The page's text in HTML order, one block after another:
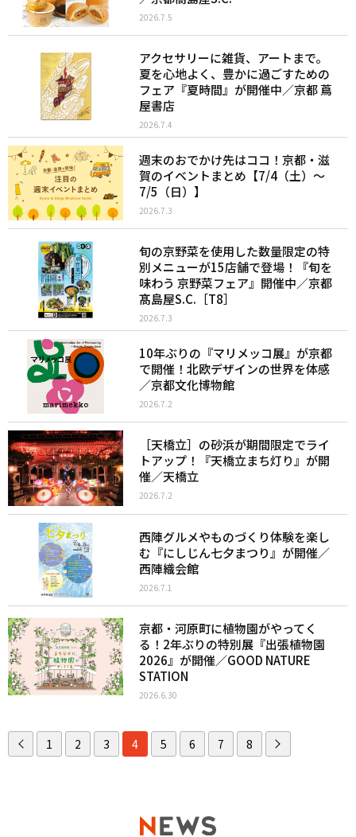
2026.7.5
アクセサリーに雑貨、アートまで。
夏を心地よく、豊かに過ごすための
フェア『夏時間』が開催中／京都 蔦
屋書店
2026.7.4
週末のおでかけ先はココ！京都・滋
賀のイベントまとめ【7/4（土）〜
7/5（日）】
2026.7.3
旬の京野菜を使用した数量限定の特
別メニューが15店舗で登場！『旬を
味わう 京野菜フェア』開催中／京都
髙島屋S.C.［T8］
2026.7.3
10年ぶりの『マリメッコ展』が京都
で開催！北欧デザインの世界を体感
／京都文化博物館
2026.7.2
［天橋立］の砂浜が期間限定でライ
トアップ！『天橋立まち灯り』が開
催／天橋立
2026.7.2
西陣グルメやものづくり体験を楽し
む『にしじん七夕まつり』が開催／
西陣織会館
2026.7.1
京都・河原町に植物園がやってく
る！2年ぶりの特別展『出張植物園
2026』が開催／GOOD NATURE
STATION
2026.6.30
1 2 3 4 5 6 7 8